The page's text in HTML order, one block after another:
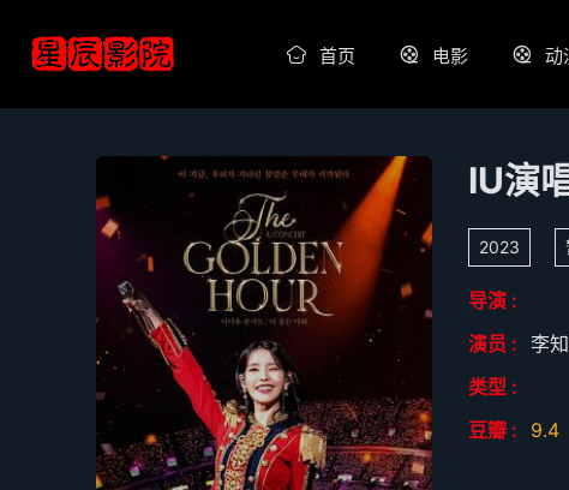
首页 电影 动
IU演
2023
导演 :
演员 : 李
类型 :
豆瓣 :
9.4